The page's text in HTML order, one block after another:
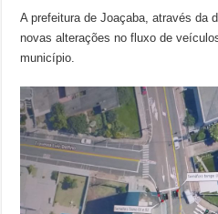
A prefeitura de Joaçaba, através da
novas alterações no fluxo de
município.